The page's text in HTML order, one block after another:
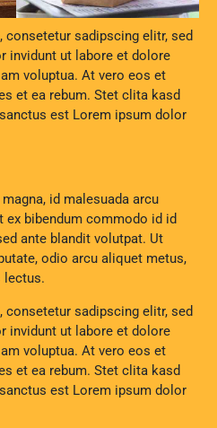
sadipscing elitr, sed
invidunt ut labore et dolore
voluptua. At vero eos et
et ea rebum. Stet clita kasd
est Lorem ipsum dolor
id malesuada arcu
ex bibendum commodo id id
ante blandit volutpat. Ut
odio arcu aliquet metus,
lectus.
sadipscing elitr, sed
invidunt ut labore et dolore
voluptua. At vero eos et
et ea rebum. Stet clita kasd
est Lorem ipsum dolor